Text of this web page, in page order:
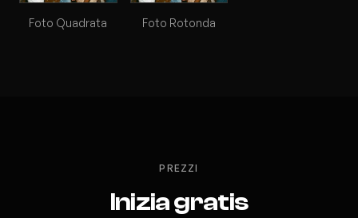
Foto Quadrata Foto Rotonda
PREZZI
Inizia gratis